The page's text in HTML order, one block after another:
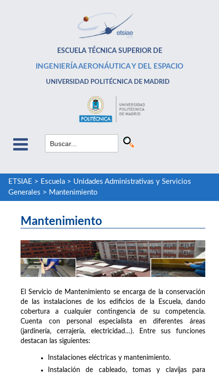
ESCUELA TÉCNICA SUPERIOR DE
INGENIERÍA AERONÁUTICA Y DEL ESPACIO
UNIVERSIDAD POLITÉCNICA DE MADRID
ETSIAE > Escuela> Unidades Administrativas y Servicios
Generales > Mantenimiento
Mantenimiento
El Servicio de Mantenimiento se encarga de la conservación
de las instalaciones de los edificios de la Escuela, dando
cobertura a cualquier contingencia de su competencia.
Cuenta con personal especialista en diferentes áreas
(jardinería, cerrajería, electricidad…). Entre sus funciones
destacan las siguientes:
Instalaciones eléctricas y mantenimiento.
Instalación de cableado, tomas y clavijas para